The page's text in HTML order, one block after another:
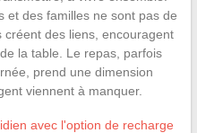
et des familles ne sont pas de
créent des liens, encouragent
la table. Le repas, parfois
prend une dimension
viennent à manquer.
avec l'option de recharge